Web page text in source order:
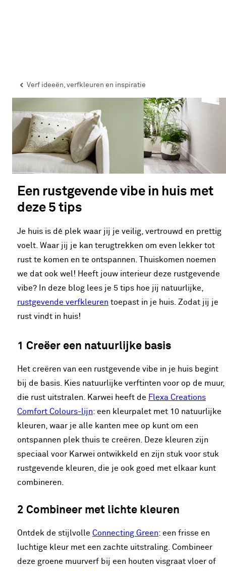
Verf ideeën, verfkleuren en inspiratie
Een rustgevende vibe in huis met
deze 5 tips
Je huis is dé plek waar jij je veilig, vertrouwd en prettig
voelt. Waar jij je kan terugtrekken om even lekker tot
rust te komen en te ontspannen. Thuiskomen noemen
we dat ook wel! Heeft jouw interieur deze rustgevende
vibe? In deze blog lees je 5 tips hoe jij natuurlijke,
rustgevende verfkleuren toepast in je huis. Zodat jij je
rust vindt in huis!
1 Creëer een natuurlijke basis
Het creëren van een rustgevende vibe in je huis begint
bij de basis. Kies natuurlijke verftinten voor op de muur,
die rust uitstralen. Karwei heeft de Flexa Creations
Comfort Colours-lijn: een kleurpalet met 10 natuurlijke
kleuren, waar je alle kanten mee op kunt om een
ontspannen plek thuis te creëren. Deze kleuren zijn
speciaal voor Karwei ontwikkeld en zijn stuk voor stuk
rustgevende kleuren, die je ook goed met elkaar kunt
combineren.
2 Combineer met lichte kleuren
Ontdek de stijlvolle Connecting Green: een frisse en
luchtige kleur met een zachte uitstraling. Combineer
deze groene muurverf bij een houten visgraat vloer of